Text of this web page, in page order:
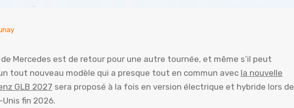
Mercedes est de retour pour une autre tournée, et même s’il peut
tout nouveau modèle qui a presque tout en commun avec la nouvelle
GLB 2027 sera proposé à la fois en version électrique et hybride lors de
fin 2026.